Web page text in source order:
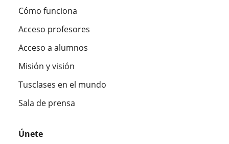
Cómo funciona
Acceso profesores
Acceso a alumnos
Misión y visión
Tusclases en el mundo
Sala de prensa
Únete